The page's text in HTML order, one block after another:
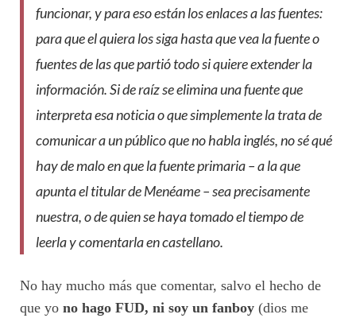
funcionar, y para eso están los enlaces a las fuentes:
para que el quiera los siga hasta que vea la fuente o
fuentes de las que partió todo si quiere extender la
información. Si de raíz se elimina una fuente que
interpreta esa noticia o que simplemente la trata de
comunicar a un público que no habla inglés, no sé qué
hay de malo en que la fuente primaria – a la que
apunta el titular de Menéame – sea precisamente
nuestra, o de quien se haya tomado el tiempo de
leerla y comentarla en castellano.
No hay mucho más que comentar, salvo el hecho de
que yo no hago FUD, ni soy un fanboy (dios me